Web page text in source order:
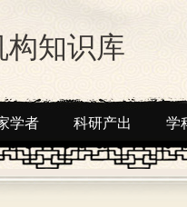
构知识库
学者 科研产出 学